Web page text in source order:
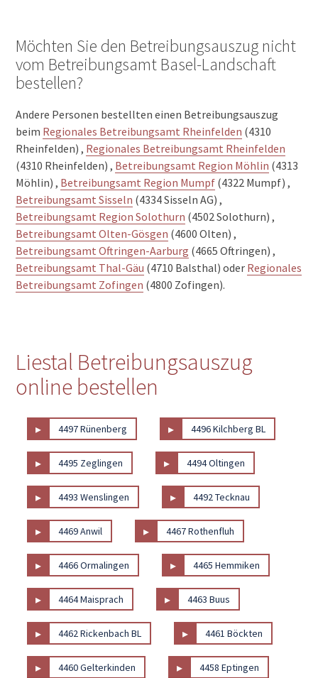
Möchten Sie den Betreibungsauszug nicht
vom Betreibungsamt Basel-Landschaft
bestellen?
Andere Personen bestellten einen Betreibungsauszug
beim Regionales Betreibungsamt Rheinfelden (4310
Rheinfelden) , Regionales Betreibungsamt Rheinfelden
(4310 Rheinfelden) , Betreibungsamt Region Möhlin (4313
Möhlin) , Betreibungsamt Region Mumpf (4322 Mumpf) ,
Betreibungsamt Sisseln (4334 Sisseln AG) ,
Betreibungsamt Region Solothurn (4502 Solothurn) ,
Betreibungsamt Olten-Gösgen (4600 Olten) ,
Betreibungsamt Oftringen-Aarburg (4665 Oftringen) ,
Betreibungsamt Thal-Gäu (4710 Balsthal) oder Regionales
Betreibungsamt Zofingen (4800 Zofingen).
Liestal Betreibungsauszug
online bestellen
▸ 4497 Rünenberg ▸ 4496 Kilchberg BL
▸ 4495 Zeglingen ▸ 4494 Oltingen
▸ 4493 Wenslingen ▸ 4492 Tecknau
▸ 4469 Anwil ▸ 4467 Rothenfluh
▸ 4466 Ormalingen ▸ 4465 Hemmiken
▸ 4464 Maisprach ▸ 4463 Buus
▸ 4462 Rickenbach BL ▸ 4461 Böckten
▸ 4460 Gelterkinden ▸ 4458 Eptingen